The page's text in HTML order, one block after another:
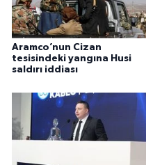
Aramco’nun Cizan
tesisindeki yangına Husi
saldırı iddiası